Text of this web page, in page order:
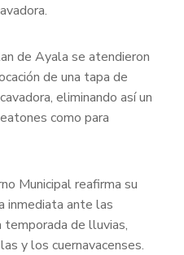
de Ayala se atendieron
de una tapa de
eliminando así un
como para
Municipal reafirma su
inmediata ante las
temporada de lluvias,
y los cuernavacenses.